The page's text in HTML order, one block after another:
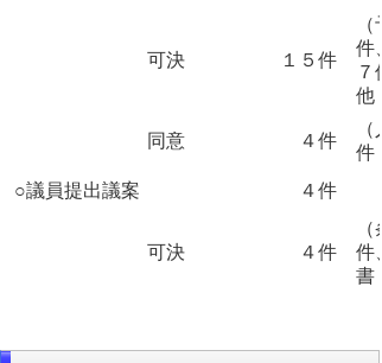
可決 １５件
件
７
他
同意 ４件
件
○議員提出議案
４件
可決 ４件
件
書